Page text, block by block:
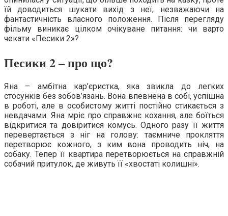
їй доводиться шукати вихід з неї, незважаючи на
фантастичність власного положення. Після перегляду
фільму виникає цілком очікуване питання: чи варто
чекати «Песики 2»?
Песики 2 – про що?
Яна – амбітна кар’єристка, яка звикла до легких
стосунків без зобов’язань. Вона впевнена в собі, успішна
в роботі, але в особистому житті постійно стикається з
невдачами. Яна мріє про справжнє кохання, але боїться
відкритися та довіритися комусь. Одного разу її життя
перевертається з ніг на голову: таємниче прокляття
перетворює кожного, з ким вона проводить ніч, на
собаку. Тепер її квартира перетворюється на справжній
собачий притулок, де живуть її «хвостаті колишні».